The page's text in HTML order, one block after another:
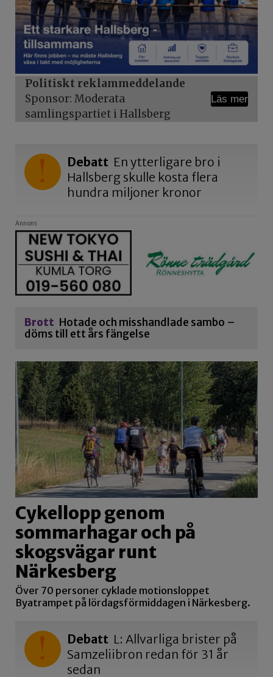
Politiskt reklammeddelande
Sponsor: Moderata
samlingspartiet i Hallsberg
Läs mer
Debatt En ytterligare bro i
Hallsberg skulle kosta flera
hundra miljoner kronor
Annons
Brott Hotade och misshandlade sambo –
döms till ett års fängelse
Cykellopp genom
sommarhagar och på
skogsvägar runt
Närkesberg
Över 70 personer cyklade motionsloppet
Byatrampet på lördagsförmiddagen i Närkesberg.
Debatt L: Allvarliga brister på
Samzeliibron redan för 31 år
sedan